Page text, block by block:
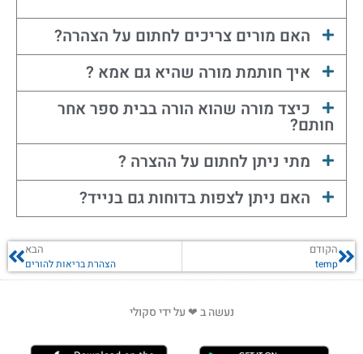
האם מורים צריכים לחתום על הצהרה?
איך חותמת מורה שהיא גם אמא ?
כיצד מורה שהוא הורה בבית ספר אחר
חותם?
מתי ניתן לחתום על ההצרה ?
האם ניתן לצפות בדוחות גם בנייד?
הקודם
temp
הבא
הצהרת בריאות להורים
נעשה ב ❤ על ידי סקולי